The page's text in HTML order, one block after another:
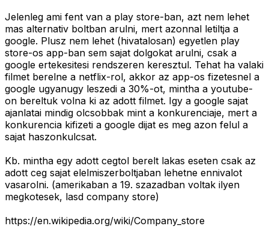
Jelenleg ami fent van a play store-ban, azt nem lehet
mas alternativ boltban arulni, mert azonnal letiltja a
google. Plusz nem lehet (hivatalosan) egyetlen play
store-os app-ban sem sajat dolgokat arulni, csak a
google ertekesitesi rendszeren keresztul. Tehat ha valaki
filmet berelne a netflix-rol, akkor az app-os fizetesnel a
google ugyanugy leszedi a 30%-ot, mintha a youtube-
on bereltuk volna ki az adott filmet. Igy a google sajat
ajanlatai mindig olcsobbak mint a konkurenciaje, mert a
konkurencia kifizeti a google dijat es meg azon felul a
sajat haszonkulcsat.
Kb. mintha egy adott cegtol berelt lakas eseten csak az
adott ceg sajat elelmiszerboltjaban lehetne ennivalot
vasarolni. (amerikaban a 19. szazadban voltak ilyen
megkotesek, lasd company store)
https://en.wikipedia.org/wiki/Company_store